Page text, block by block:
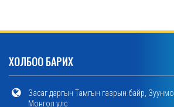
ХОЛБОО БАРИХ
Засаг даргын Тамгын газрын байр,
Монгол улс